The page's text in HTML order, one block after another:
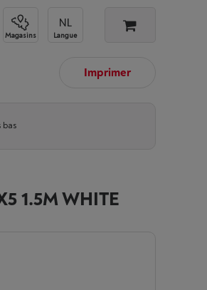
Magasins Langue
Imprimer
bas
1.5M WHITE